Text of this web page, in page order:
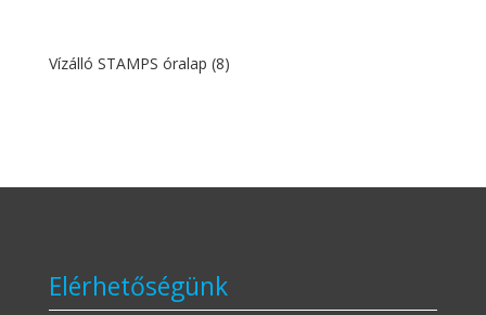
Vízálló STAMPS óralap (8)
Elérhetőségünk